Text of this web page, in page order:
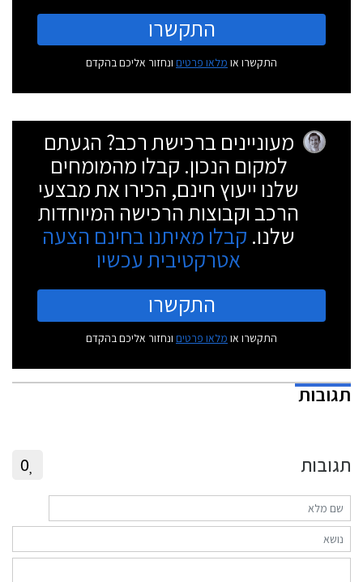
התקשרו
התקשרו או מלאו פרטים ונחזור אליכם בהקדם
מעוניינים ברכישת רכב? הגעתם
למקום הנכון. קבלו מהמומחים
שלנו ייעוץ חינם, הכירו את מבצעי
הרכב וקבוצות הרכישה המיוחדות
שלנו. קבלו מאיתנו בחינם הצעה
אטרקטיבית עכשיו
התקשרו
התקשרו או מלאו פרטים ונחזור אליכם בהקדם
תגובות
תגובות 0